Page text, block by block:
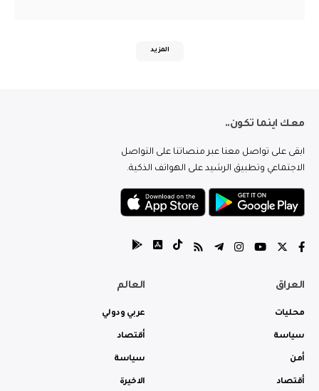
المزيد
معك اينما تكون..
ابقى على تواصل معنا عبر منصاتنا على التواصل
الاجتماعي وتطبيق الرشيد على الهواتف الذكية.
العراق
محليات
سياسة
أمن
أقتصاد
العالم
عربي ودولي
أقتصاد
سياسة
الاخيرة